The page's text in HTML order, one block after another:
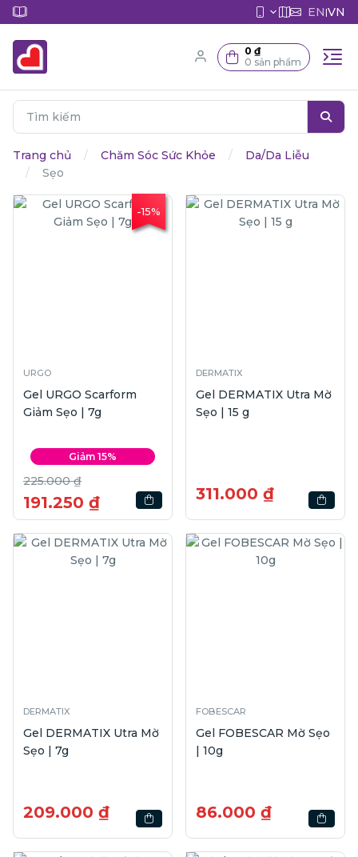
EN|VN
0 ₫
0 sản phẩm
Trang chủ Chăm Sóc Sức Khỏe
Da/Da Liễu
Sẹo
-15%
URGO
Gel URGO Scarform
Giảm Sẹo | 7g
Giảm 15%
225.000 ₫
191.250 ₫
DERMATIX
Gel DERMATIX Utra Mờ
Sẹo | 15 g
311.000 ₫
DERMATIX
Gel DERMATIX Utra Mờ
Sẹo | 7g
209.000 ₫
FOBESCAR
Gel FOBESCAR Mờ Sẹo
| 10g
86.000 ₫